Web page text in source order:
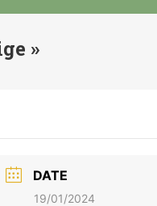
»
DATE
19/01/2024